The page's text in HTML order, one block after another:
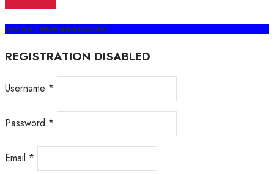
I DO NOT HAVE AN ACCOUNT
REGISTRATION DISABLED
Username *
Password *
Email *